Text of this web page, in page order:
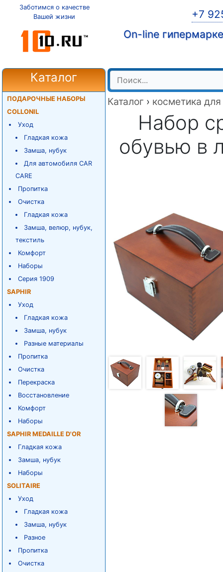
Заботимся о качестве
Вашей жизни
+7
On-line
Каталог
ПОДАРОЧНЫЕ НАБОРЫ
COLLONIL
Уход
Гладкая кожа
Замша, нубук
Для автомобиля CAR
CARE
Пропитка
Очистка
Гладкая кожа
Замша, велюр, нубук,
текстиль
Комфорт
Наборы
Серия 1909
SAPHIR
Уход
Гладкая кожа
Замша, нубук
Разные материалы
Пропитка
Очистка
Перекраска
Восстановление
Комфорт
Наборы
SAPHIR MEDAILLE D'OR
Гладкая кожа
Замша, нубук
Наборы
SOLITAIRE
Уход
Гладкая кожа
Замша, нубук
Разное
Пропитка
Очистка
Каталог › косметика
Набор
обувью в